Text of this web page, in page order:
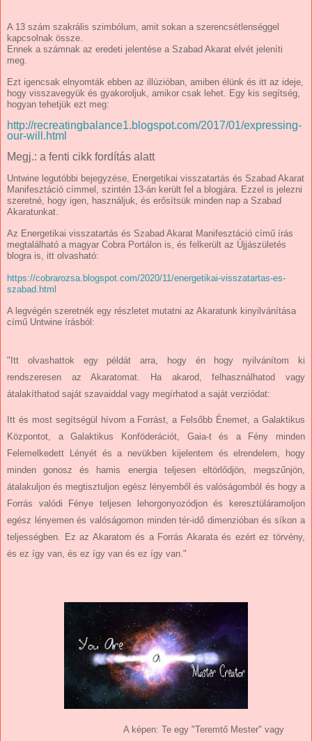
A 13 szám szakrális szimbólum, amit sokan a szerencsétlenséggel
kapcsolnak össze.
Ennek a számnak az eredeti jelentése a Szabad Akarat elvét jeleníti
meg.
Ezt igencsak elnyomták ebben az illúzióban, amiben élünk és itt az ideje,
hogy visszavegyük és gyakoroljuk, amikor csak lehet. Egy kis segítség,
hogyan tehetjük ezt meg:
http://recreatingbalance1.blogspot.com/2017/01/expressing-
our-will.html
Megj.: a fenti cikk fordítás alatt
Untwine legutóbbi bejegyzése, Energetikai visszatartás és Szabad Akarat
Manifesztáció címmel, szintén 13-án került fel a blogjára. Ezzel is jelezni
szeretné, hogy igen, használjuk, és erősítsük minden nap a Szabad
Akaratunkat.
Az Energetikai visszatartás és Szabad Akarat Manifesztáció című írás
megtalálható a magyar Cobra Portálon is, és felkerült az Újjászületés
blogra is, itt olvasható:
https://cobrarozsa.blogspot.com/2020/11/energetikai-visszatartas-es-
szabad.html
A legvégén szeretnék egy részletet mutatni az Akaratunk kinyilvánítása
című Untwine írásból:
"Itt olvashattok egy példát arra, hogy én hogy nyilvánítom ki
rendszeresen az Akaratomat. Ha akarod, felhasználhatod vagy
átalakíthatod saját szavaiddal vagy megírhatod a saját verziódat:
Itt és most segítségül hívom a Forrást, a Felsőbb Énemet, a Galaktikus
Központot, a Galaktikus Konföderációt, Gaia-t és a Fény minden
Felemelkedett Lényét és a nevükben kijelentem és elrendelem, hogy
minden gonosz és hamis energia teljesen eltörlődjön, megszűnjön,
átalakuljon és megtisztuljon egész lényemből és valóságomból és hogy a
Forrás valódi Fénye teljesen lehorgonyozódjon és keresztüláramoljon
egész lényemen és valóságomon minden tér-idő dimenzióban és síkon a
teljességben. Ez az Akaratom és a Forrás Akarata és ezért ez törvény,
és ez így van, és ez így van és ez így van."
A képen: Te egy "Teremtő Mester" vagy